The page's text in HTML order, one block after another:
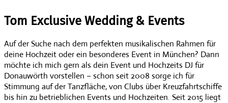
Tom Exclusive Wedding & Events
Auf der Suche nach dem perfekten musikalischen Rahmen für
deine Hochzeit oder ein besonderes Event in München? Dann
möchte ich mich gern als dein Event und Hochzeits DJ für
Donauwörth vorstellen – schon seit 2008 sorge ich für
Stimmung auf der Tanzfläche, von Clubs über Kreuzfahrtschiffe
bis hin zu betrieblichen Events und Hochzeiten. Seit 2015 liegt